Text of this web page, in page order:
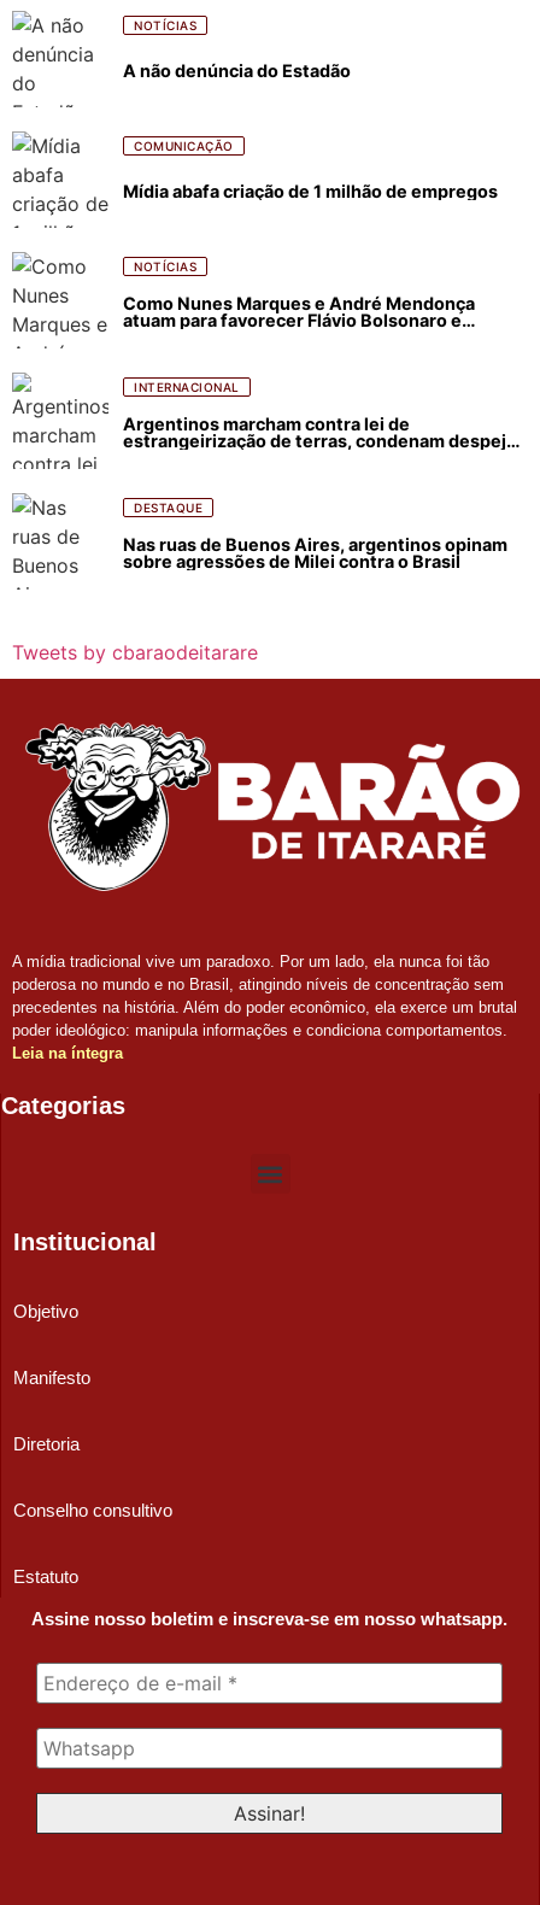
NOTÍCIAS
A não denúncia do Estadão
COMUNICAÇÃO
Mídia abafa criação de 1 milhão de empregos
NOTÍCIAS
Como Nunes Marques e André Mendonça
atuam para favorecer Flávio Bolsonaro e
INTERNACIONAL
Argentinos marcham contra lei de
estrangeirização de terras, condenam despejos
DESTAQUE
Nas ruas de Buenos Aires, argentinos opinam
sobre agressões de Milei contra o Brasil
Tweets by cbaraodeitarare
A mídia tradicional vive um paradoxo. Por um lado, ela nunca foi tão
poderosa no mundo e no Brasil, atingindo níveis de concentração sem
precedentes na história. Além do poder econômico, ela exerce um brutal
poder ideológico: manipula informações e condiciona comportamentos.
Leia na íntegra
Categorias
Institucional
Objetivo
Manifesto
Diretoria
Conselho consultivo
Estatuto
Assine nosso boletim e inscreva-se em nosso whatsapp.